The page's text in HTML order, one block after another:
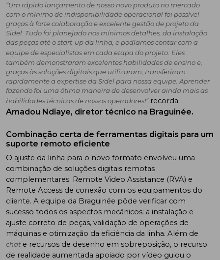
“Um rápido lançamento de nosso novo produto no mercado
com o mínimo de indisponibilidade operacional foi possível
graças à forte colaboração e excelente gestão de projeto da
Sidel. Tudo foi planejado nos mínimos detalhes, da instalação
das peças até o start-up da linha, e podíamos contar com a
equipe de especialistas em cada etapa do projeto. Eles
também demonstraram excelentes habilidades de ensino e,
graças às soluções digitais que utilizaram, transferiram
rapidamente a expertise da Sidel para nossa equipe. Aprender
fazendo foi uma ótima maneira de desenvolver ainda mais as
habilidades técnicas de nossos operadores!”recorda
Amadou Ndiaye, diretor técnico na Braguinée.
Combinação certa de ferramentas digitais para um
suporte remoto eficiente
O ajuste da linha para o novo formato envolveu uma
combinação de soluções digitais remotas
complementares: Remote Video Assistance (RVA) e
Remote Access de conexão com os equipamentos do
cliente. A equipe da Braguinée pôde verificar com
sucesso todos os aspectos mecânicos: a instalação e
ajuste correto de peças, validação de operações de
máquinas e otimização da eficiência da linha. Além de
chat e recursos de desenho em sobreposição, o recurso
de realidade aumentada apoiado por vídeo guiou o